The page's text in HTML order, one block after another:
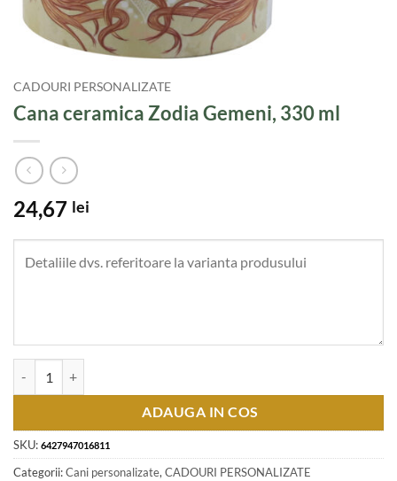
CADOURI PERSONALIZATE
Cana ceramica Zodia Gemeni, 330 ml
24,67 lei
ADAUGA IN COS
SKU: 6427947016811
Categorii:Cani personalizate, CADOURI PERSONALIZATE